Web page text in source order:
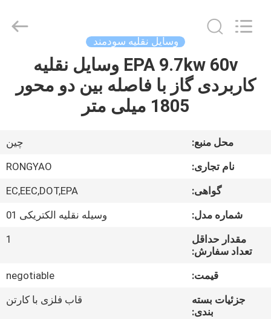
درباره
کارخانه
کنترل
Vehicle
Co.,Ltd.
وسایل نقلیه سودمند
EPA 9.7kw 60v وسایل نقلیه
کاربردی گاز با فاصله بین دو محور
1805 میلی متر
محل منبع:
چین
نام تجاری:
RONGYAO
گواهی:
EC,EEC,DOT,EPA
شماره مدل:
وسیله نقلیه الکتریکی 01
مقدار حداقل
تعداد سفارش:
1
قیمت:
negotiable
جزئیات بسته
بندی:
قاب فلزی با کارتن